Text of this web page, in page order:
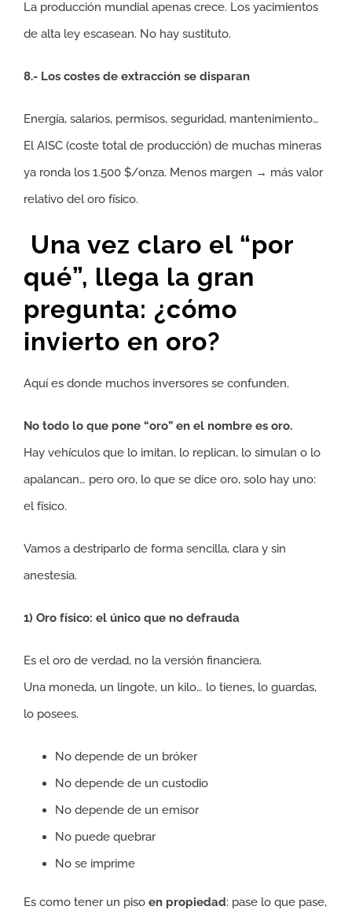
La producción mundial apenas crece. Los yacimientos
de alta ley escasean. No hay sustituto.
8.- Los costes de extracción se disparan
Energía, salarios, permisos, seguridad, mantenimiento…
El AISC (coste total de producción) de muchas mineras
ya ronda los 1.500 $/onza. Menos margen → más valor
relativo del oro físico.
Una vez claro el “por
qué”, llega la gran
pregunta: ¿cómo
invierto en oro?
Aquí es donde muchos inversores se confunden.
No todo lo que pone “oro” en el nombre es oro.
Hay vehículos que lo imitan, lo replican, lo simulan o lo
apalancan… pero oro, lo que se dice oro, solo hay uno:
el físico.
Vamos a destriparlo de forma sencilla, clara y sin
anestesia.
1) Oro físico: el único que no defrauda
Es el oro de verdad, no la versión financiera.
Una moneda, un lingote, un kilo… lo tienes, lo guardas,
lo posees.
No depende de un bróker
No depende de un custodio
No depende de un emisor
No puede quebrar
No se imprime
Es como tener un piso en propiedad: pase lo que pase,